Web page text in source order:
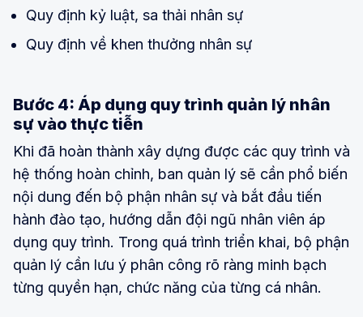
Quy định kỷ luật, sa thải nhân sự
Quy định về khen thưởng nhân sự
Bước 4: Áp dụng quy trình quản lý nhân
sự vào thực tiễn
Khi đã hoàn thành xây dựng được các quy trình và
hệ thống hoàn chỉnh, ban quản lý sẽ cần phổ biến
nội dung đến bộ phận nhân sự và bắt đầu tiến
hành đào tạo, hướng dẫn đội ngũ nhân viên áp
dụng quy trình. Trong quá trình triển khai, bộ phận
quản lý cần lưu ý phân công rõ ràng minh bạch
từng quyền hạn, chức năng của từng cá nhân.